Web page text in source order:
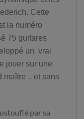
Cette
la numéro
75 guitares
un vrai
jouer sur une
maître .. et sans
par sa